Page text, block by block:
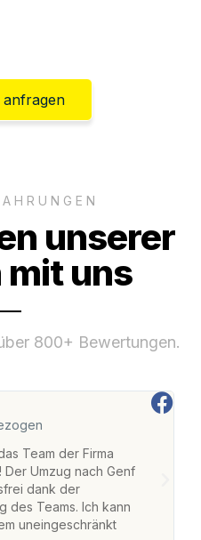
unserer
mit uns
800+ Bewertungen.
Team der Firma
Der Umzug nach Genf
dank der
des Teams. Ich kann
uneingeschränkt